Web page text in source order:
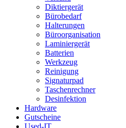
Diktiergerät
Bürobedarf
Halterungen
Büroorganisation
Laminiergerät
Batterien
Werkzeug
Reinigung
Signaturpad
Taschenrechner
Desinfektion
Hardware
Gutscheine
Used-IT